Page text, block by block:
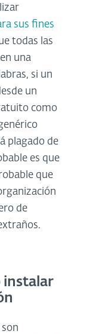
sus fines
todas las
una
si un
un
como
plagado de
es que
que
de
instalar